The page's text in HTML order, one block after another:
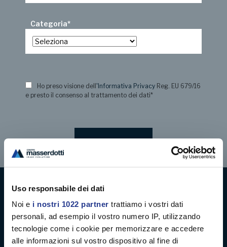
Uso responsabile dei dati
Noi e i nostri 1022 partner trattiamo i vostri dati
personali, ad esempio il vostro numero IP, utilizzando
tecnologie come i cookie per memorizzare e accedere
alle informazioni sul vostro dispositivo al fine di
Categoria*
Ho preso visione dell 'Informativa Privacy Reg. EU 679/16
e presto il consenso al trattamento dei dati*
Digital decoration
Digital signage